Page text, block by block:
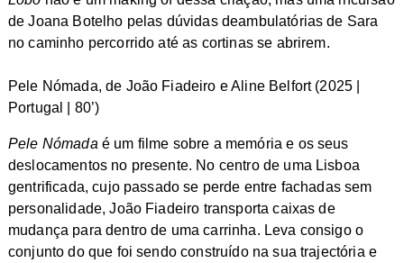
de Joana Botelho pelas dúvidas deambulatórias de Sara
no caminho percorrido até as cortinas se abrirem.
Pele Nómada, de João Fiadeiro e Aline Belfort (2025 |
Portugal | 80’)
Pele Nómada é um filme sobre a memória e os seus
deslocamentos no presente. No centro de uma Lisboa
gentrificada, cujo passado se perde entre fachadas sem
personalidade, João Fiadeiro transporta caixas de
mudança para dentro de uma carrinha. Leva consigo o
conjunto do que foi sendo construído na sua trajectória e